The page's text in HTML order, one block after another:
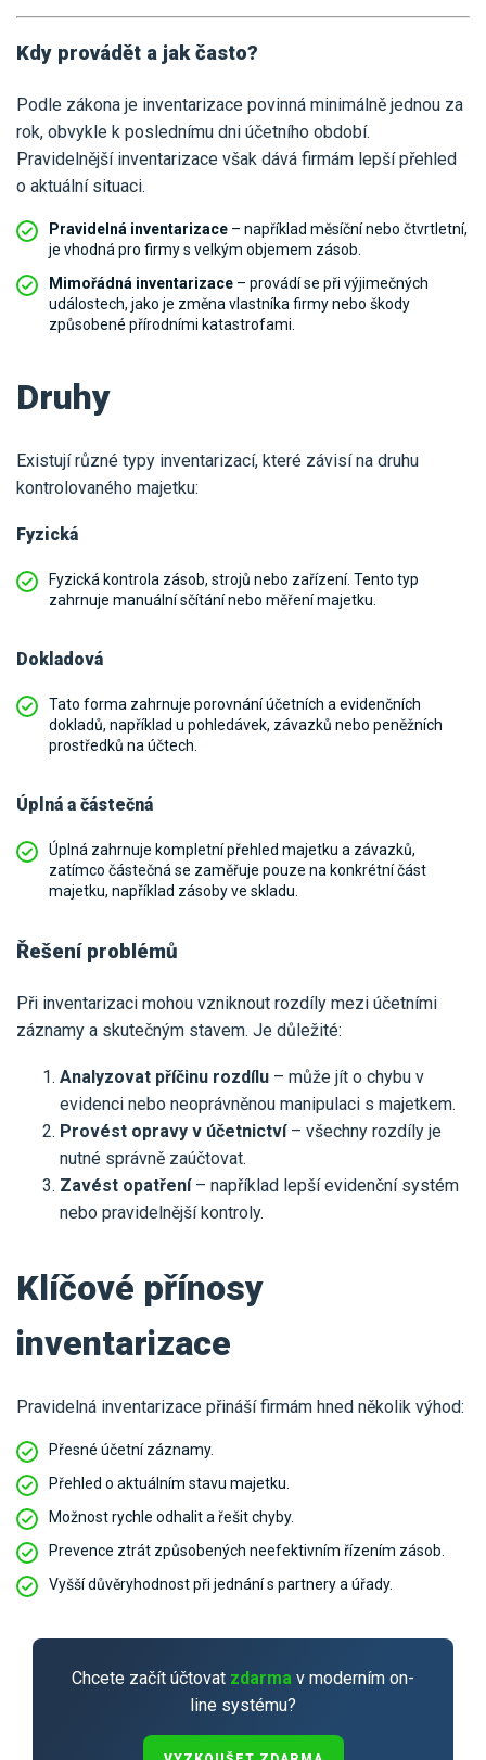
Kdy provádět a jak často?
Podle zákona je inventarizace povinná minimálně jednou za
rok, obvykle k poslednímu dni účetního období.
Pravidelnější inventarizace však dává firmám lepší přehled
o aktuální situaci.
Pravidelná inventarizace – například měsíční nebo čtvrtletní,
je vhodná pro firmy s velkým objemem zásob.
Mimořádná inventarizace – provádí se při výjimečných
událostech, jako je změna vlastníka firmy nebo škody
způsobené přírodními katastrofami.
Druhy
Existují různé typy inventarizací, které závisí na druhu
kontrolovaného majetku:
Fyzická
Fyzická kontrola zásob, strojů nebo zařízení. Tento typ
zahrnuje manuální sčítání nebo měření majetku.
Dokladová
Tato forma zahrnuje porovnání účetních a evidenčních
dokladů, například u pohledávek, závazků nebo peněžních
prostředků na účtech.
Úplná a částečná
Úplná zahrnuje kompletní přehled majetku a závazků,
zatímco částečná se zaměřuje pouze na konkrétní část
majetku, například zásoby ve skladu.
Řešení problémů
Při inventarizaci mohou vzniknout rozdíly mezi účetními
záznamy a skutečným stavem. Je důležité:
Analyzovat příčinu rozdílu – může jít o chybu v
evidenci nebo neoprávněnou manipulaci s majetkem.
Provést opravy v účetnictví– všechny rozdíly je
nutné správně zaúčtovat.
Zavést opatření– například lepší evidenční systém
nebo pravidelnější kontroly.
Klíčové přínosy
inventarizace
Pravidelná inventarizace přináší firmám hned několik výhod:
Přesné účetní záznamy.
Přehled o aktuálním stavu majetku.
Možnost rychle odhalit a řešit chyby.
Prevence ztrát způsobených neefektivním řízením zásob.
Vyšší důvěryhodnost při jednání s partnery a úřady.
Chcete začít účtovat zdarma v moderním on-
line systému?